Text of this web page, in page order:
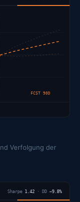
FCST 90D
Verfolgung der
Sharpe 1.42 · DD −9.8%